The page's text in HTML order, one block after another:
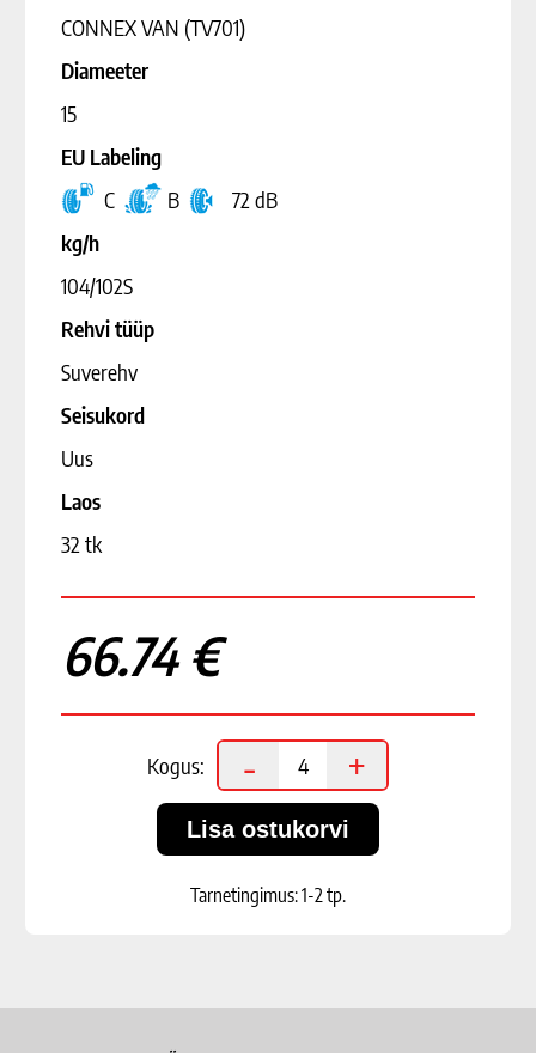
CONNEX VAN (TV701)
Diameeter
15
EU Labeling
C
B
72 dB
kg/h
104/102S
Rehvi tüüp
Suverehv
Seisukord
Uus
Laos
32 tk
66.74 €
Kogus: - +
Tarnetingimus: 1-2 tp.